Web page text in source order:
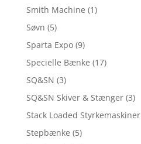
Smith Machine (1)
Søvn (5)
Sparta Expo (9)
Specielle Bænke (17)
SQ&SN (3)
SQ&SN Skiver & Stænger (3)
Stack Loaded Styrkemaskiner
Stepbænke (5)